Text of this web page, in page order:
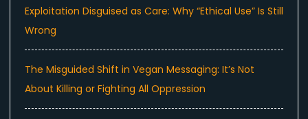
Exploitation Disguised as Care: Why “Ethical Use” Is Still
Wrong
The Misguided Shift in Vegan Messaging: It’s Not
About Killing or Fighting All Oppression